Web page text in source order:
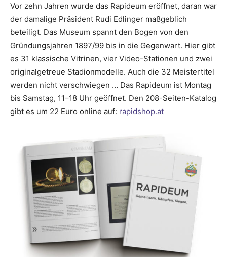
Vor zehn Jahren wurde das Rapideum eröffnet, daran war
der damalige Präsident Rudi Edlinger maßgeblich
beteiligt. Das Museum spannt den Bogen von den
Gründungsjahren 1897/99 bis in die Gegenwart. Hier gibt
es 31 klassische Vitrinen, vier Video-­Stationen und zwei
original­getreue Stadionmodelle. Auch die 32 Meistertitel
werden nicht verschwiegen … Das Rapideum ist Montag
bis Samstag, 11–18 Uhr geöffnet. Den 208-Seiten-Katalog
gibt es um 22 Euro online auf: ­rapidshop.at